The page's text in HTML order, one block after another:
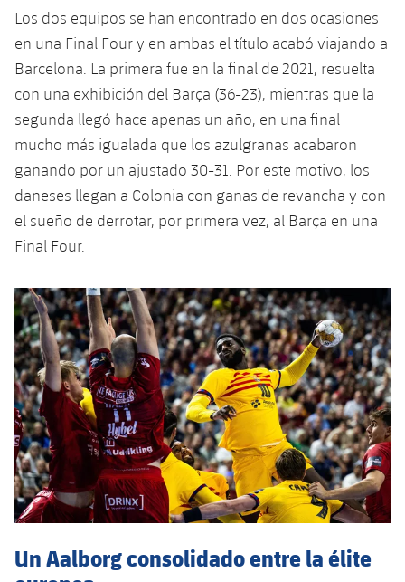
Los dos equipos se han encontrado en dos ocasiones
en una Final Four y en ambas el título acabó viajando a
Barcelona. La primera fue en la final de 2021, resuelta
con una exhibición del Barça (36-23), mientras que la
segunda llegó hace apenas un año, en una final
mucho más igualada que los azulgranas acabaron
ganando por un ajustado 30-31. Por este motivo, los
daneses llegan a Colonia con ganas de revancha y con
el sueño de derrotar, por primera vez, al Barça en una
Final Four.
Un Aalborg consolidado entre la élite